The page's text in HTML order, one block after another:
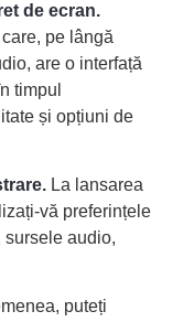
de ecran.
pe lângă
are o interfață
timpul
și opțiuni de
La lansarea
vă preferințele
sursele audio,
puteți